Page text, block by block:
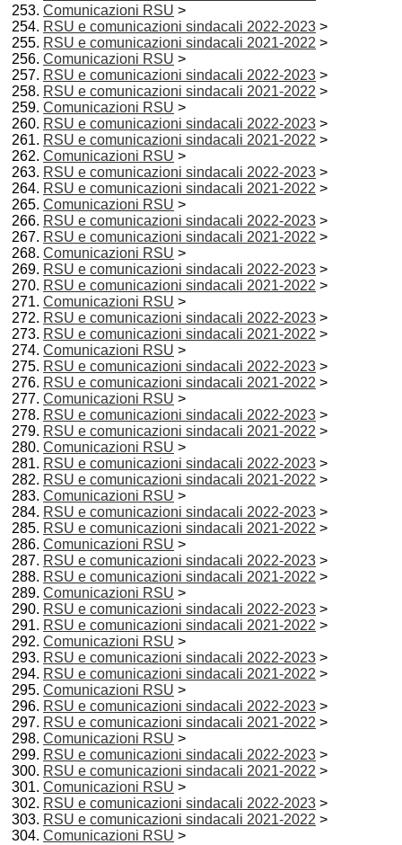
Comunicazioni RSU >
RSU e comunicazioni sindacali 2022-2023 >
RSU e comunicazioni sindacali 2021-2022 >
Comunicazioni RSU >
RSU e comunicazioni sindacali 2022-2023 >
RSU e comunicazioni sindacali 2021-2022 >
Comunicazioni RSU >
RSU e comunicazioni sindacali 2022-2023 >
RSU e comunicazioni sindacali 2021-2022 >
Comunicazioni RSU >
RSU e comunicazioni sindacali 2022-2023 >
RSU e comunicazioni sindacali 2021-2022 >
Comunicazioni RSU >
RSU e comunicazioni sindacali 2022-2023 >
RSU e comunicazioni sindacali 2021-2022 >
Comunicazioni RSU >
RSU e comunicazioni sindacali 2022-2023 >
RSU e comunicazioni sindacali 2021-2022 >
Comunicazioni RSU >
RSU e comunicazioni sindacali 2022-2023 >
RSU e comunicazioni sindacali 2021-2022 >
Comunicazioni RSU >
RSU e comunicazioni sindacali 2022-2023 >
RSU e comunicazioni sindacali 2021-2022 >
Comunicazioni RSU >
RSU e comunicazioni sindacali 2022-2023 >
RSU e comunicazioni sindacali 2021-2022 >
Comunicazioni RSU >
RSU e comunicazioni sindacali 2022-2023 >
RSU e comunicazioni sindacali 2021-2022 >
Comunicazioni RSU >
RSU e comunicazioni sindacali 2022-2023 >
RSU e comunicazioni sindacali 2021-2022 >
Comunicazioni RSU >
RSU e comunicazioni sindacali 2022-2023 >
RSU e comunicazioni sindacali 2021-2022 >
Comunicazioni RSU >
RSU e comunicazioni sindacali 2022-2023 >
RSU e comunicazioni sindacali 2021-2022 >
Comunicazioni RSU >
RSU e comunicazioni sindacali 2022-2023 >
RSU e comunicazioni sindacali 2021-2022 >
Comunicazioni RSU >
RSU e comunicazioni sindacali 2022-2023 >
RSU e comunicazioni sindacali 2021-2022 >
Comunicazioni RSU >
RSU e comunicazioni sindacali 2022-2023 >
RSU e comunicazioni sindacali 2021-2022 >
Comunicazioni RSU >
RSU e comunicazioni sindacali 2022-2023 >
RSU e comunicazioni sindacali 2021-2022 >
Comunicazioni RSU >